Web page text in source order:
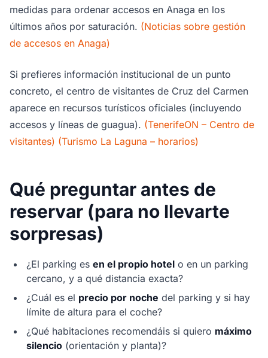
medidas para ordenar accesos en Anaga en los
últimos años por saturación. (Noticias sobre gestión
de accesos en Anaga)
Si prefieres información institucional de un punto
concreto, el centro de visitantes de Cruz del Carmen
aparece en recursos turísticos oficiales (incluyendo
accesos y líneas de guagua). (TenerifeON – Centro de
visitantes) (Turismo La Laguna – horarios)
Qué preguntar antes de
reservar (para no llevarte
sorpresas)
¿El parking es en el propio hotel o en un parking
cercano, y a qué distancia exacta?
¿Cuál es el precio por noche del parking y si hay
límite de altura para el coche?
¿Qué habitaciones recomendáis si quiero máximo
silencio (orientación y planta)?